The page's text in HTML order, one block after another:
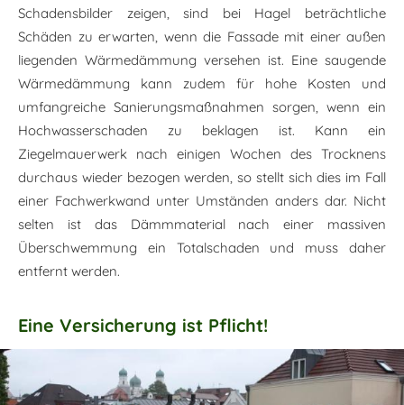
Schadensbilder zeigen, sind bei Hagel beträchtliche
Schäden zu erwarten, wenn die Fassade mit einer außen
liegenden Wärmedämmung versehen ist. Eine saugende
Wärmedämmung kann zudem für hohe Kosten und
umfangreiche Sanierungsmaßnahmen sorgen, wenn ein
Hochwasserschaden zu beklagen ist. Kann ein
Ziegelmauerwerk nach einigen Wochen des Trocknens
durchaus wieder bezogen werden, so stellt sich dies im Fall
einer Fachwerkwand unter Umständen anders dar. Nicht
selten ist das Dämmmaterial nach einer massiven
Überschwemmung ein Totalschaden und muss daher
entfernt werden.
Eine Versicherung ist Pflicht!